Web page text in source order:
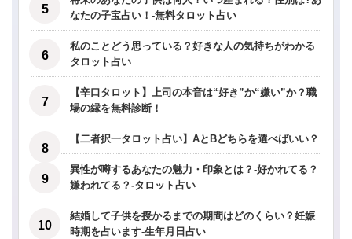
なたの子宝占い！-無料タロット占い
私のことどう思っている？好きな人の気持ちがわかる
タロット占い
【辛口タロット】上司の本音は“好き”か“嫌い”か？職
場の縁を無料診断！
【二者択一タロット占い】AとBどちらを選べばいい？
異性が噂するあなたの魅力・印象とは？-好かれてる？
嫌われてる？-タロット占い
結婚して子供を授かるまでの期間はどのくらい？妊娠
時期を占います-生年月日占い